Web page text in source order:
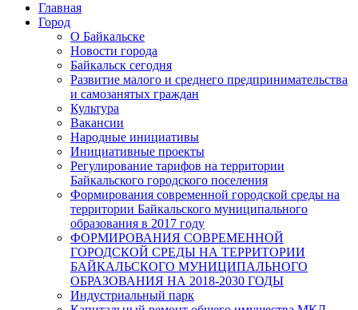
Главная
Город
О Байкальске
Новости города
Байкальск сегодня
Развитие малого и среднего предпринимательства
и самозанятых граждан
Культура
Вакансии
Народные инициативы
Инициативные проекты
Регулирование тарифов на территории
Байкальского городского поселения
Формирования современной городской среды на
территории Байкальского муниципального
образования в 2017 году
ФОРМИРОВАНИЯ СОВРЕМЕННОЙ
ГОРОДСКОЙ СРЕДЫ НА ТЕРРИТОРИИ
БАЙКАЛЬСКОГО МУНИЦИПАЛЬНОГО
ОБРАЗОВАНИЯ НА 2018-2030 ГОДЫ
Индустриальный парк